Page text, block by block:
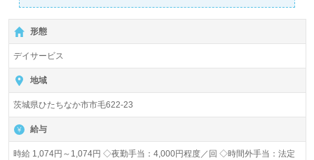
ので、一人ひとりに目の行き届き、時間に追われない自立
支援が行えます。
形態
デイサービス
地域
茨城県ひたちなか市市毛622-23
給与
時給 1,074円～1,074円 ◇夜勤手当：4,000円程度／回 ◇時間外手当：法定